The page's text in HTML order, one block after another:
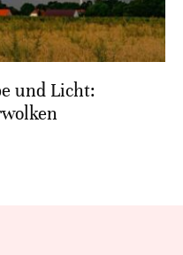
und Licht: